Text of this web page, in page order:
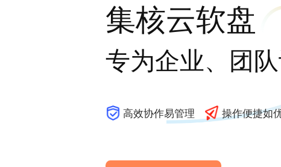
集核云软盘
专为企业、团
高效协作易管理 操作便捷如